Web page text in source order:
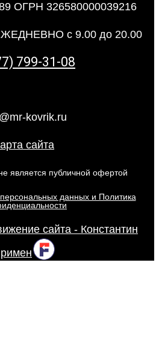
ОГРН 326580000039216
с 9.00 до 20.00
799-31-08
kovrik.ru
сайта
является публичной офертой
данных и Политика
сайта - Константин